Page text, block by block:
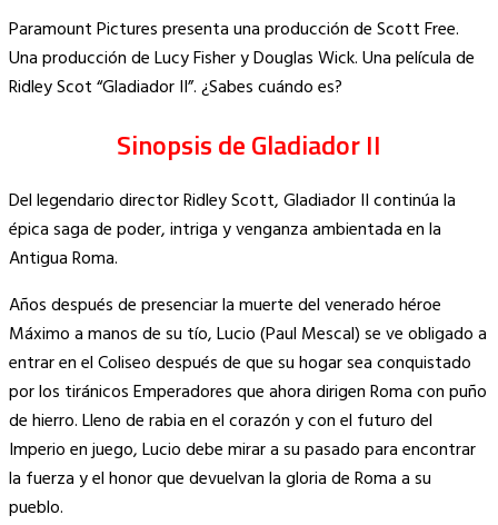
Copy
Link
Paramount Pictures presenta una producción de Scott Free.
Una producción de Lucy Fisher y Douglas Wick. Una película de
Ridley Scot “Gladiador II”. ¿Sabes cuándo es?
Sinopsis de Gladiador II
Del legendario director Ridley Scott, Gladiador II continúa la
épica saga de poder, intriga y venganza ambientada en la
Antigua Roma.
Años después de presenciar la muerte del venerado héroe
Máximo a manos de su tío, Lucio (Paul Mescal) se ve obligado a
entrar en el Coliseo después de que su hogar sea conquistado
por los tiránicos Emperadores que ahora dirigen Roma con puño
de hierro. Lleno de rabia en el corazón y con el futuro del
Imperio en juego, Lucio debe mirar a su pasado para encontrar
la fuerza y el honor que devuelvan la gloria de Roma a su
pueblo.